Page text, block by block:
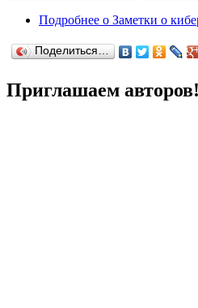
Подробнее о Заметки о
Поделиться…
Приглашаем авторов!